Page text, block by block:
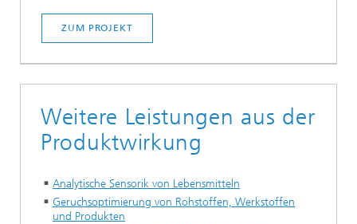
ZUM PROJEKT
Weitere Leistungen aus der
Produktwirkung
Analytische Sensorik von Lebensmitteln
Geruchsoptimierung von Rohstoffen, Werkstoffen
und Produkten